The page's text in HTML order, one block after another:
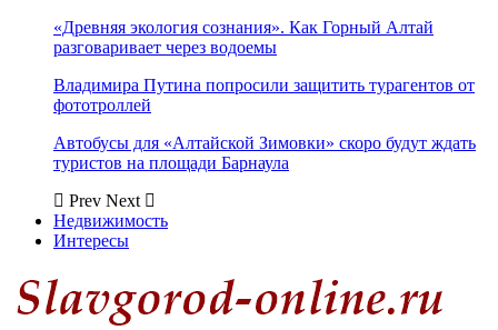
«Древняя экология сознания». Как Горный Алтай
разговаривает через водоемы
Владимира Путина попросили защитить турагентов от
фототроллей
Автобусы для «Алтайской Зимовки» скоро будут ждать
туристов на площади Барнаула
Prev Next
Недвижимость
Интересы